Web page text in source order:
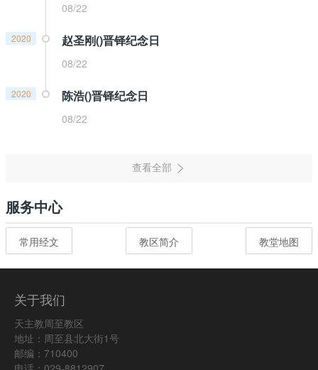
08/22
2020 赵圣刚()晋铎纪念日
08/22
2020 陈浩()晋铎纪念日
08/22
服务中心
常用经文 教区简介 教堂地图
关于我们
天主教周至教区
地址：周至县北大街1号
邮编：710400